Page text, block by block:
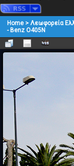
Home > Λεωφορεία
- Benz O405N